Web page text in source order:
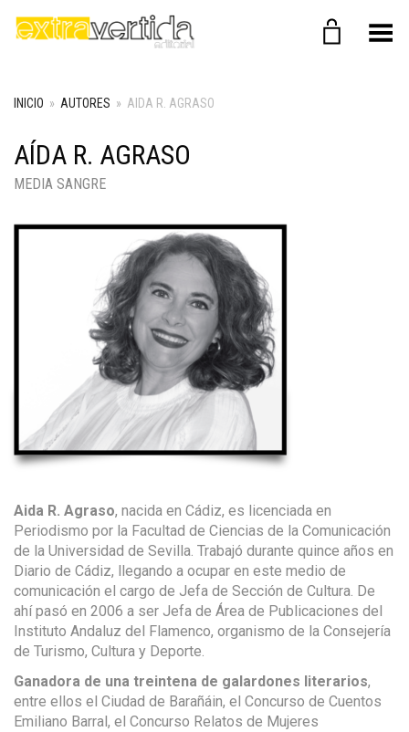
Menú
INICIO » AUTORES » AIDA R. AGRASO
AÍDA R. AGRASO
MEDIA SANGRE
Aida R. Agraso, nacida en Cádiz, es licenciada en
Periodismo por la Facultad de Ciencias de la Comunicación
de la Universidad de Sevilla. Trabajó durante quince años en
Diario de Cádiz, llegando a ocupar en este medio de
comunicación el cargo de Jefa de Sección de Cultura. De
ahí pasó en 2006 a ser Jefa de Área de Publicaciones del
Instituto Andaluz del Flamenco, organismo de la Consejería
de Turismo, Cultura y Deporte.
Ganadora de una treintena de galardones literarios,
entre ellos el Ciudad de Barañáin, el Concurso de Cuentos
Emiliano Barral, el Concurso Relatos de Mujeres